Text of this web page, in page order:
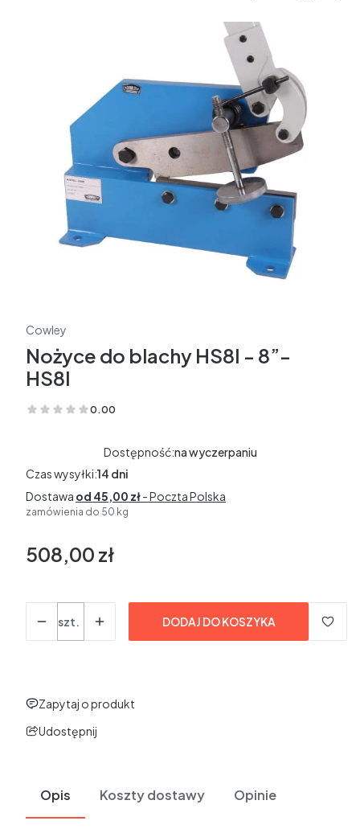
Cowley
Nożyce do blachy HS8I - 8”-
HS8I
0.00
(Oceny: 0 Recenzje: 0)
Dostępność:na wyczerpaniu
Czas wysyłki:14 dni
Dostawa od 45,00 zł- Poczta Polska
zamówienia do 50 kg
Cena
508,00 zł
bez VAT
szt.
DODAJ DO KOSZYKA
Zapytaj o produkt
Udostępnij
Opis Koszty dostawy Opinie